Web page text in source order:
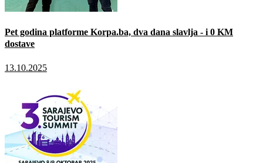
Pet godina platforme Korpa.ba, dva dana slavlja - i 0 KM
dostave
13.10.2025